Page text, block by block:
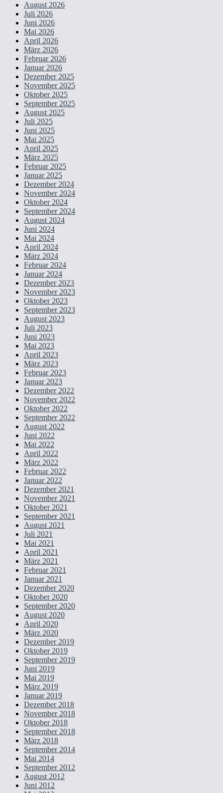
August 2026
Juli 2026
Juni 2026
Mai 2026
April 2026
März 2026
Februar 2026
Januar 2026
Dezember 2025
November 2025
Oktober 2025
September 2025
August 2025
Juli 2025
Juni 2025
Mai 2025
April 2025
März 2025
Februar 2025
Januar 2025
Dezember 2024
November 2024
Oktober 2024
September 2024
August 2024
Juni 2024
Mai 2024
April 2024
März 2024
Februar 2024
Januar 2024
Dezember 2023
November 2023
Oktober 2023
September 2023
August 2023
Juli 2023
Juni 2023
Mai 2023
April 2023
März 2023
Februar 2023
Januar 2023
Dezember 2022
November 2022
Oktober 2022
September 2022
August 2022
Juni 2022
Mai 2022
April 2022
März 2022
Februar 2022
Januar 2022
Dezember 2021
November 2021
Oktober 2021
September 2021
August 2021
Juli 2021
Mai 2021
April 2021
März 2021
Februar 2021
Januar 2021
Dezember 2020
Oktober 2020
September 2020
August 2020
April 2020
März 2020
Dezember 2019
Oktober 2019
September 2019
Juni 2019
Mai 2019
März 2019
Januar 2019
Dezember 2018
November 2018
Oktober 2018
September 2018
März 2018
September 2014
Mai 2014
September 2012
August 2012
Juni 2012